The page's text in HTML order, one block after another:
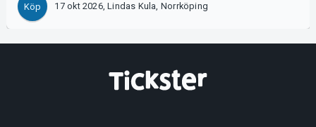
Köp 17 okt 2026, Lindas Kula, Norrköping